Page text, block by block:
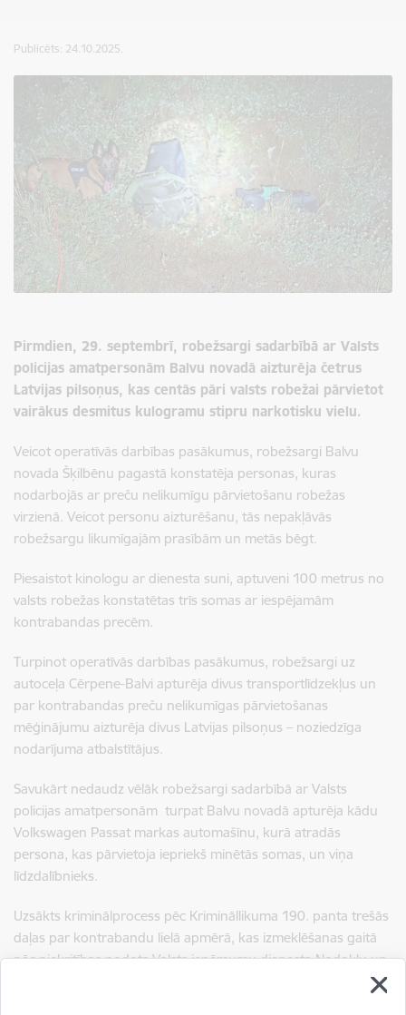
Publicēts: 24.10.2025.
Pirmdien, 29. septembrī, robežsargi sadarbībā ar Valsts
policijas amatpersonām Balvu novadā aizturēja četrus
Latvijas pilsoņus, kas centās pāri valsts robežai pārvietot
vairākus desmitus kulogramu stipru narkotisku vielu.
Veicot operatīvās darbības pasākumus, robežsargi Balvu
novada Šķilbēnu pagastā konstatēja personas, kuras
nodarbojās ar preču nelikumīgu pārvietošanu robežas
virzienā. Veicot personu aizturēšanu, tās nepakļāvās
robežsargu likumīgajām prasībām un metās bēgt.
Piesaistot kinologu ar dienesta suni, aptuveni 100 metrus no
valsts robežas konstatētas trīs somas ar iespējamām
kontrabandas precēm.
Turpinot operatīvās darbības pasākumus, robežsargi uz
autoceļa Cērpene-Balvi apturēja divus transportlīdzekļus un
par kontrabandas preču nelikumīgas pārvietošanas
mēģinājumu aizturēja divus Latvijas pilsoņus – noziedzīga
nodarījuma atbalstītājus.
Savukārt nedaudz vēlāk robežsargi sadarbībā ar Valsts
policijas amatpersonām turpat Balvu novadā apturēja kādu
Volkswagen Passat markas automašīnu, kurā atradās
persona, kas pārvietoja iepriekš minētās somas, un viņa
līdzdalībnieks.
Uzsākts kriminālprocess pēc Krimināllikuma 190. panta trešās
daļas par kontrabandu lielā apmērā, kas izmeklēšanas gaitā
pēc piekritības nodots Valsts ieņēmumu dienesta Nodokļu un